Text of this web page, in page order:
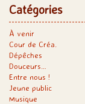
Catégories
À venir
Cour de Créa.
Dépêches
Douceurs…
Entre nous !
Jeune public
Musique